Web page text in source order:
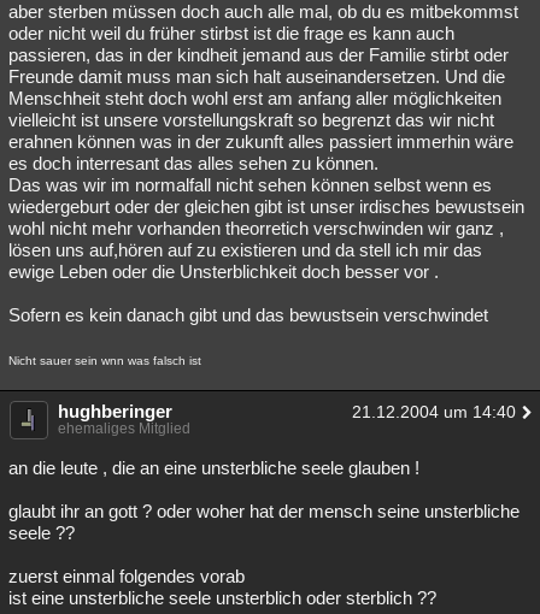
aber sterben müssen doch auch alle mal, ob du es mitbekommst
oder nicht weil du früher stirbst ist die frage es kann auch
passieren, das in der kindheit jemand aus der Familie stirbt oder
Freunde damit muss man sich halt auseinandersetzen. Und die
Menschheit steht doch wohl erst am anfang aller möglichkeiten
vielleicht ist unsere vorstellungskraft so begrenzt das wir nicht
erahnen können was in der zukunft alles passiert immerhin wäre
es doch interresant das alles sehen zu können.
Das was wir im normalfall nicht sehen können selbst wenn es
wiedergeburt oder der gleichen gibt ist unser irdisches bewustsein
wohl nicht mehr vorhanden theorretich verschwinden wir ganz ,
lösen uns auf,hören auf zu existieren und da stell ich mir das
ewige Leben oder die Unsterblichkeit doch besser vor .
Sofern es kein danach gibt und das bewustsein verschwindet
Nicht sauer sein wnn was falsch ist
hughberinger 21.12.2004 um 14:40
ehemaliges Mitglied
an die leute , die an eine unsterbliche seele glauben !
glaubt ihr an gott ? oder woher hat der mensch seine unsterbliche
seele ??
zuerst einmal folgendes vorab
ist eine unsterbliche seele unsterblich oder sterblich ??